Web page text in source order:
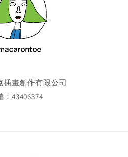
插畫創作有限公司
：43406374